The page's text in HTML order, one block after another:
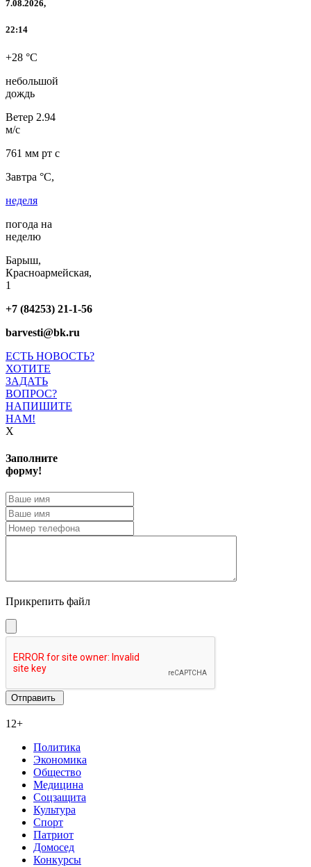
7.08.2026,
22:14
+28 °C
небольшой
дождь
Ветер 2.94
м/с
761 мм рт с
Завтра °C,
неделя
погода на
неделю
Барыш,
Красноармейская,
1
+7 (84253) 21-1-56
barvesti@bk.ru
ЕСТЬ НОВОСТЬ?
ХОТИТЕ
ЗАДАТЬ
ВОПРОС?
НАПИШИТЕ
НАМ!
X
Заполните
форму!
Прикрепить файл
12+
Политика
Экономика
Общество
Медицина
Соцзащита
Культура
Спорт
Патриот
Домосед
Конкурсы